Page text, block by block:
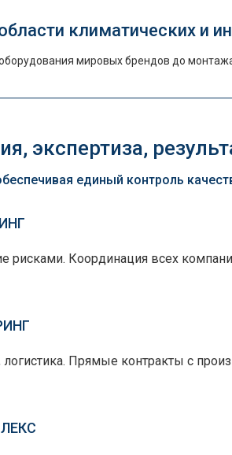
климатических и
мировых брендов до
экспертиза,
единый контроль
рисками. Координация всех
Прямые контракты с